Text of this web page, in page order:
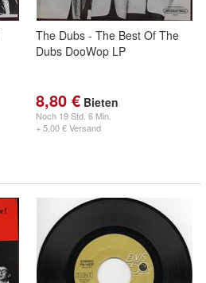
The Dubs - The Best Of The
Dubs DooWop LP
8,80 € Bieten
Noch 19 Std. 6 Min.
+ 5,00 € Versand